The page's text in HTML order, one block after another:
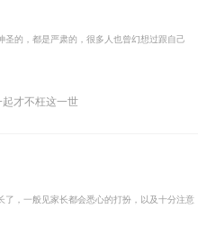
的，都是严肃的，很多人也曾幻想过跟自己
才不枉这一世
，一般见家长都会悉心的打扮，以及十分注意